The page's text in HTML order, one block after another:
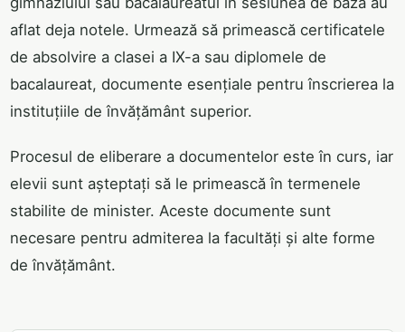
aflat deja notele. Urmează să primească certificatele
de absolvire a clasei a IX-a sau diplomele de
bacalaureat, documente esențiale pentru înscrierea la
instituțiile de învățământ superior.
Procesul de eliberare a documentelor este în curs, iar
elevii sunt așteptați să le primească în termenele
stabilite de minister. Aceste documente sunt
necesare pentru admiterea la facultăți și alte forme
de învățământ.